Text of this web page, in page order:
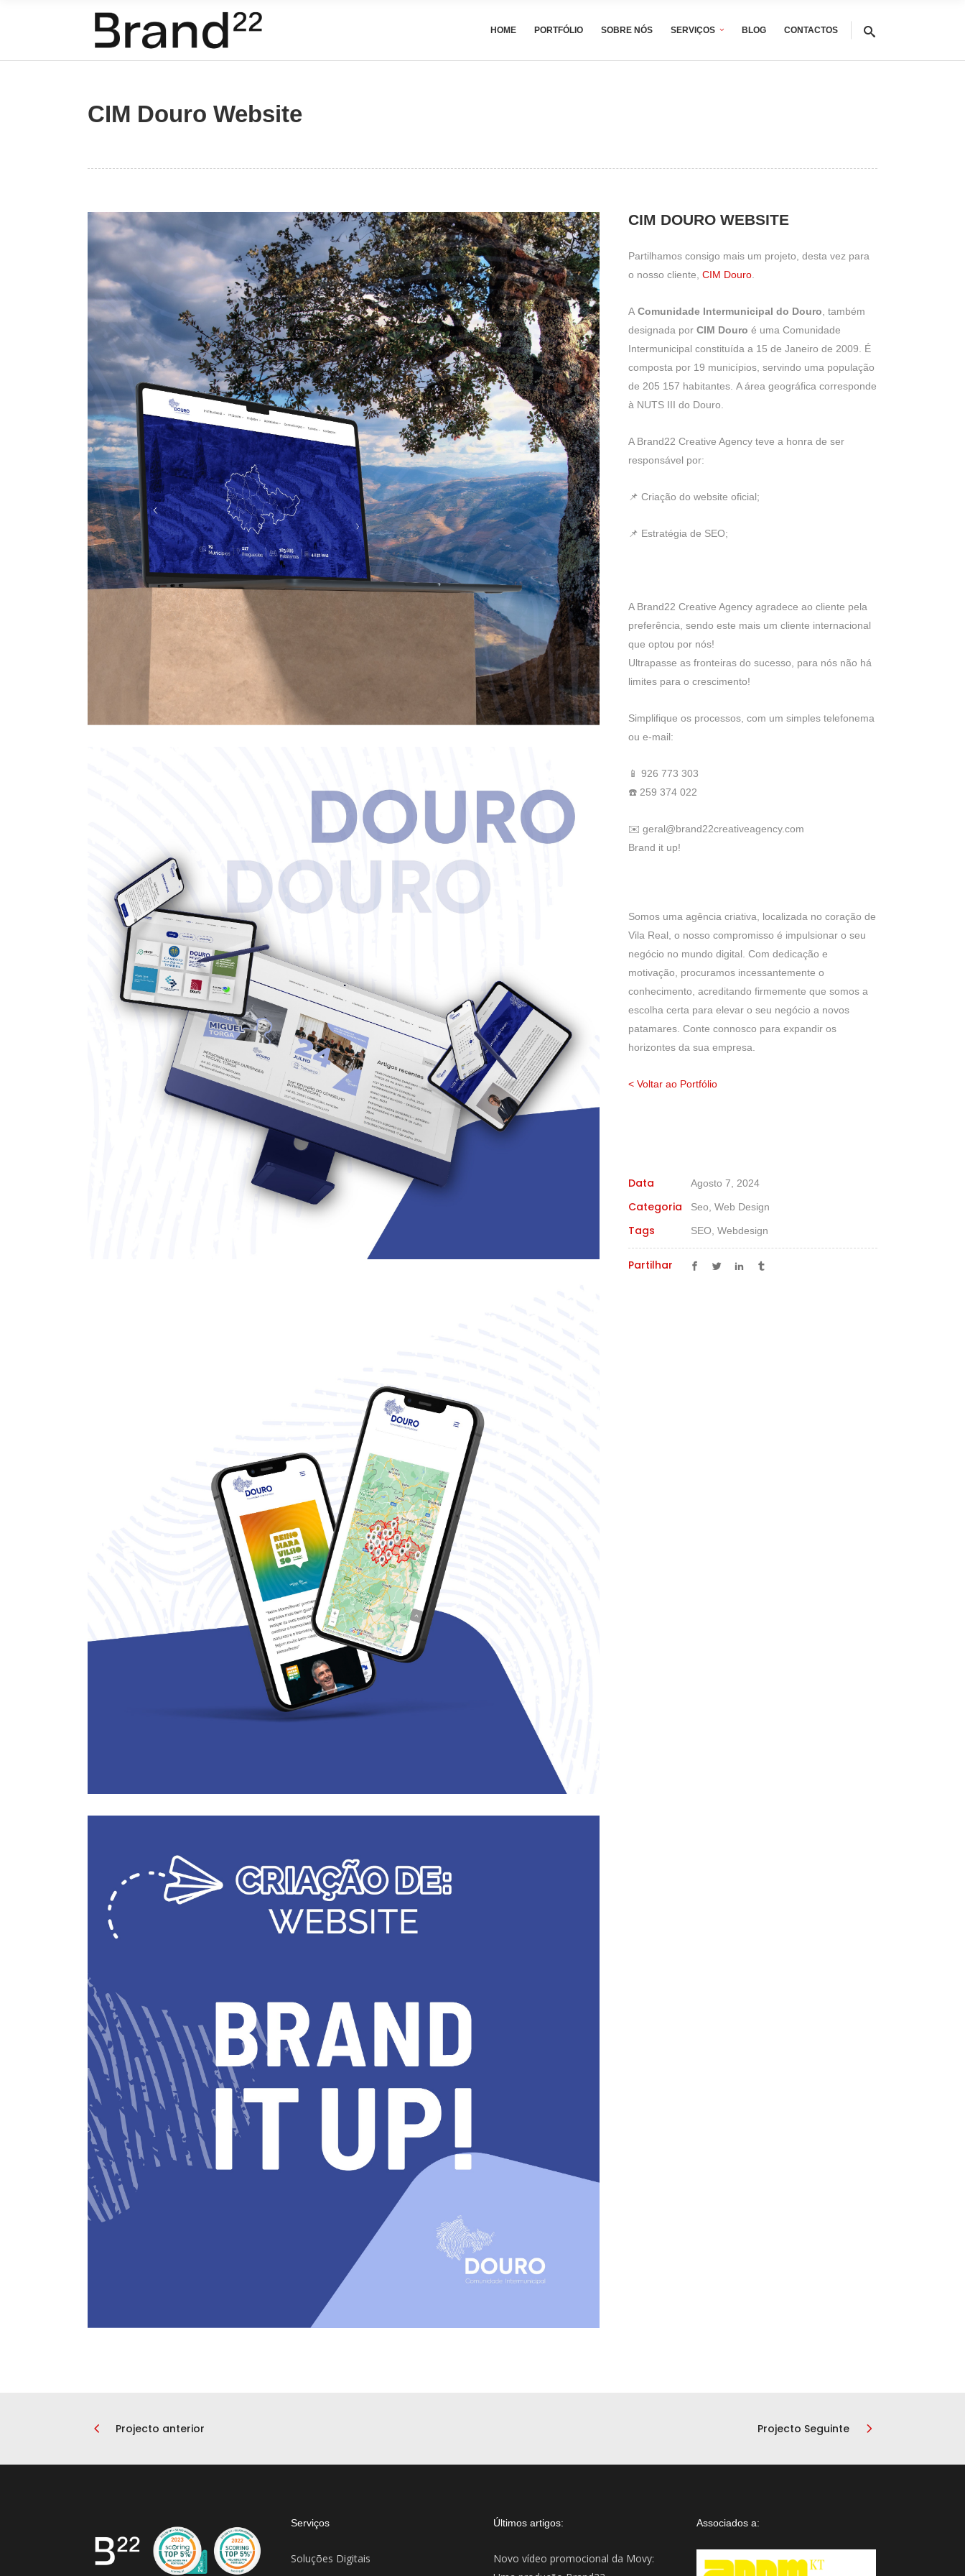
HOME PORTFÓLIO SOBRE NÓS SERVIÇOS BLOG CONTACTOS
CIM Douro Website
CIM DOURO WEBSITE
Partilhamos consigo mais um projeto, desta vez para
o nosso cliente,CIM Douro
AComunidade Intermunicipal do Douro , também
designada porCIM Douro é uma Comunidade
Intermunicipal constituída a 15 de Janeiro de 2009. É
composta por 19 municípios, servindo uma população
de 205 157 habitantes. A área geográfica corresponde
à NUTS III do Douro.
A Brand22 Creative Agency teve a honra de ser
responsável por:
📌 Criação do website oficial;
📌 Estratégia de SEO;
A Brand22 Creative Agency agradece ao cliente pela
preferência, sendo este mais um cliente internacional
que optou por nós!
Ultrapasse as fronteiras do sucesso, para nós não há
limites para o crescimento!
Simplifique os processos, com um simples telefonema
ou e-mail:
📱 926 773 303
☎️ 259 374 022
✉️ geral@brand22creativeagency.com
Brand it up!
Somos uma agência criativa, localizada no coração de
Vila Real, o nosso compromisso é impulsionar o seu
negócio no mundo digital. Com dedicação e
motivação, procuramos incessantemente o
conhecimento, acreditando firmemente que somos a
escolha certa para elevar o seu negócio a novos
patamares. Conte connosco para expandir os
horizontes da sua empresa.
< Voltar ao Portfólio
Data Agosto 7, 2024
Categoria Seo, Web Design
Tags SEO, Webdesign
Partilhar
Projecto anterior Projecto Seguinte
Serviços
Soluções Digitais
Últimos artigos:
Novo vídeo promocional da Movy:
Associados a: